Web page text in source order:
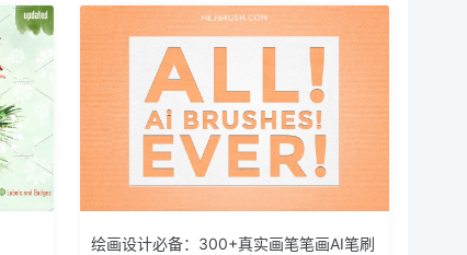
绘画设计必备：300+真实画笔笔画AI笔刷